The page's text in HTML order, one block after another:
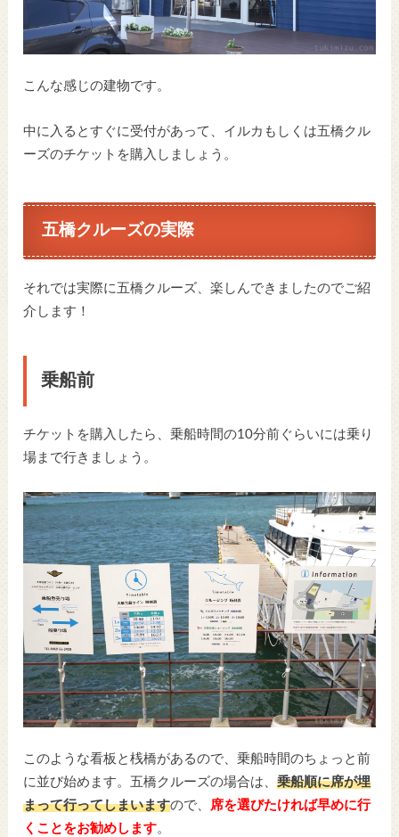
こんな感じの建物です。
中に入るとすぐに受付があって、イルカもしくは五橋クル
ーズのチケットを購入しましょう。
五橋クルーズの実際
それでは実際に五橋クルーズ、楽しんできましたのでご紹
介します！
乗船前
チケットを購入したら、乗船時間の10分前ぐらいには乗り
場まで行きましょう。
このような看板と桟橋があるので、乗船時間のちょっと前
に並び始めます。五橋クルーズの場合は、乗船順に席が埋
まって行ってしまいますので、 席を選びたければ早めに行
くことをお勧めします。